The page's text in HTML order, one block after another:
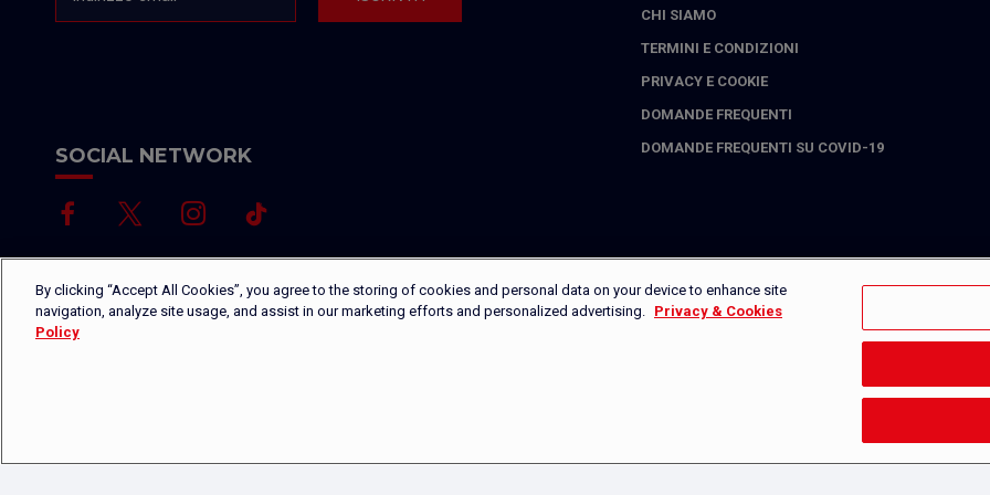
SOCIAL NETWORK
CHI SIAMO
TERMINI E CONDIZIONI
PRIVACY E COOKIE
DOMANDE FREQUENTI
DOMANDE FREQUENTI SU COVID-19
By clicking “Accept All Cookies”, you agree to the storing of cookies and personal data on your device to enhance site
navigation, analyze site usage, and assist in our marketing efforts and personalized advertising. Privacy & Cookies
Policy